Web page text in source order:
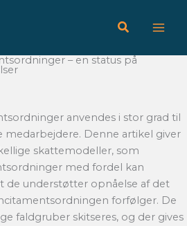
– en status på
anvendes i stor grad til
medarbejdere. Denne artikel giver
skattemodeller, som
med fordel kan
de understøtter opnåelse af det
forfølger. De
faldgruber skitseres, og der gives